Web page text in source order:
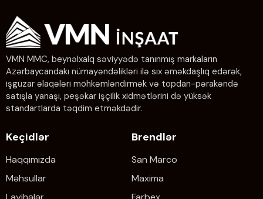
VMN MMC, beynəlxalq səviyyədə tanınmış markaların
Azərbaycandakı nümayəndəlikləri ilə sıx əməkdaşlıq edərək,
işgüzar əlaqələri möhkəmləndirmək və topdan-pərakəndə
satışla yanaşı, peşəkar işçilik xidmətlərini də yüksək
standartlarda təqdim etməkdədir.
Keçidlər
Haqqımızda
Məhsullar
Brendlər
San Marco
Maxima